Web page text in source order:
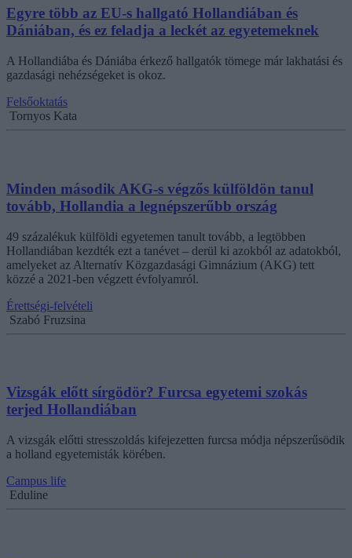
Egyre több az EU-s hallgató Hollandiában és
Dániában, és ez feladja a leckét az egyetemeknek
A Hollandiába és Dániába érkező hallgatók tömege már lakhatási és
gazdasági nehézségeket is okoz.
Felsőoktatás
Tornyos Kata
Minden második AKG-s végzős külföldön tanul
tovább, Hollandia a legnépszerűbb ország
49 százalékuk külföldi egyetemen tanult tovább, a legtöbben
Hollandiában kezdték ezt a tanévet – derül ki azokból az adatokból,
amelyeket az Alternatív Közgazdasági Gimnázium (AKG) tett
közzé a 2021-ben végzett évfolyamról.
Érettségi-felvételi
Szabó Fruzsina
Vizsgák előtt sírgödör? Furcsa egyetemi szokás
terjed Hollandiában
A vizsgák előtti stresszoldás kifejezetten furcsa módja népszerűsödik
a holland egyetemisták körében.
Campus life
Eduline